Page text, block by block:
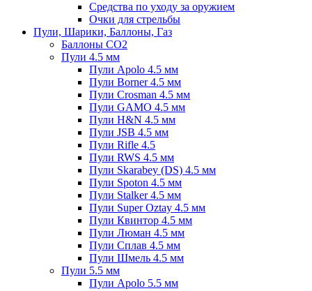
Средства по уходу за оружием
Очки для стрельбы
Пули, Шарики, Баллоны, Газ
Баллоны CO2
Пули 4.5 мм
Пули Apolo 4.5 мм
Пули Borner 4.5 мм
Пули Crosman 4.5 мм
Пули GAMO 4.5 мм
Пули H&N 4.5 мм
Пули JSB 4.5 мм
Пули Rifle 4.5
Пули RWS 4.5 мм
Пули Skarabey (DS) 4.5 мм
Пули Spoton 4.5 мм
Пули Stalker 4.5 мм
Пули Super Oztay 4.5 мм
Пули Квинтор 4.5 мм
Пули Люман 4.5 мм
Пули Сплав 4.5 мм
Пули Шмель 4.5 мм
Пули 5.5 мм
Пули Apolo 5.5 мм